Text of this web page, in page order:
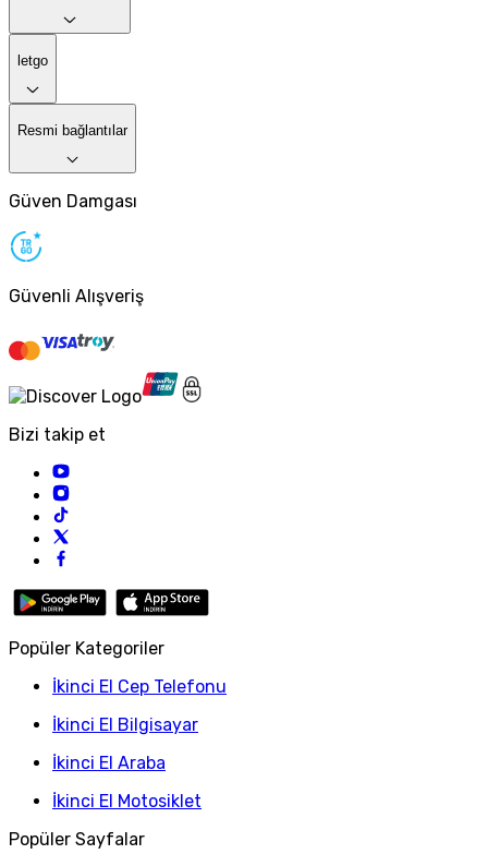
letgo
Resmi bağlantılar
Güven Damgası
Güvenli Alışveriş
Bizi takip et
Popüler Kategoriler
İkinci El Cep Telefonu
İkinci El Bilgisayar
İkinci El Araba
İkinci El Motosiklet
Popüler Sayfalar